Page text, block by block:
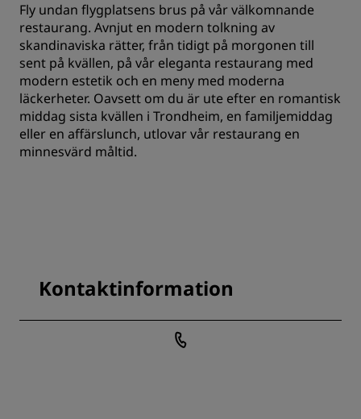
Fly undan flygplatsens brus på vår välkomnande
restaurang. Avnjut en modern tolkning av
skandinaviska rätter, från tidigt på morgonen till
sent på kvällen, på vår eleganta restaurang med
modern estetik och en meny med moderna
läckerheter. Oavsett om du är ute efter en romantisk
middag sista kvällen i Trondheim, en familjemiddag
eller en affärslunch, utlovar vår restaurang en
minnesvärd måltid.
Kontaktinformation